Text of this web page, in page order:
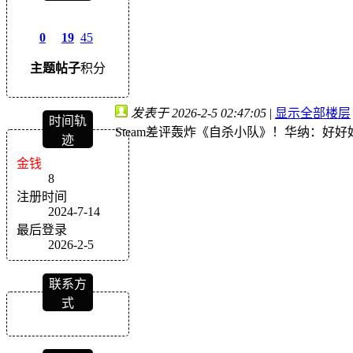
0
主题
19
帖子
45
积分
时间轨
迹
金钱
8
注册时间
2024-7-14
最后登录
2026-2-5
联系方
式
发表于 2026-2-5 02:47:05 | 显示全部楼层
Steam差评轰炸《自杀小队》！华纳：好好